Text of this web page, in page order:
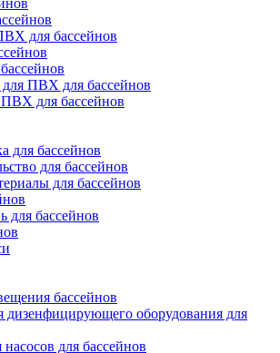
для бассейнов
ПВХ для бассейнов
ПВХ для бассейнов
для бассейнов
для бассейнов
для бассейнов
для бассейнов
бассейнов
дизенфицирующего оборудования для
для бассейнов